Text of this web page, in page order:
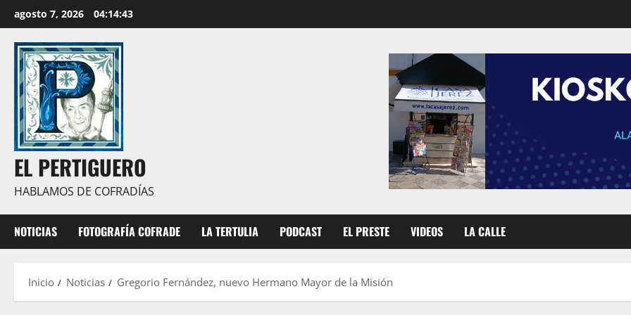
al
contenido
agosto 7, 2026 04:14:45
EL PERTIGUERO
HABLAMOS DE COFRADÍAS
NOTICIAS FOTOGRAFÍA COFRADE LA TERTULIA PODCAST EL PRESTE VIDEOS LA CALLE
Inicio Noticias Gregorio Fernández, nuevo Hermano Mayor de la Misión